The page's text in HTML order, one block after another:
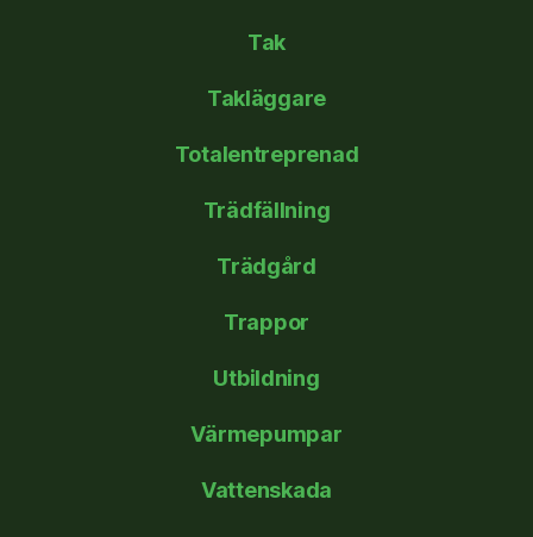
Tak
Takläggare
Totalentreprenad
Trädfällning
Trädgård
Trappor
Utbildning
Värmepumpar
Vattenskada